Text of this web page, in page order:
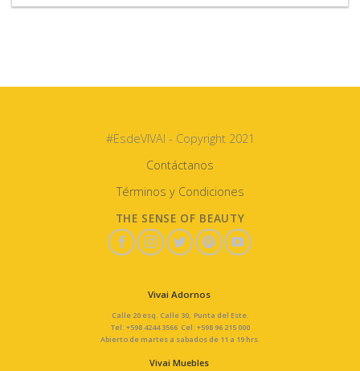
#EsdeVIVAI - Copyright 2021
Contáctanos
Términos y Condiciones
THE SENSE OF BEAUTY
Vivai Adornos
Calle 20 esq. Calle 30, Punta del Este.
Tel: +598 4244 3566 Cel: +598 96 215 000
Abierto de martes a sabados de 11 a 19 hrs.
Vivai Muebles